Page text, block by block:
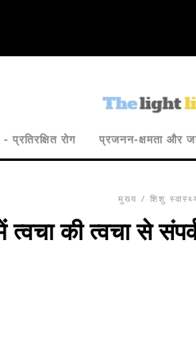
प्रतिरक्षित रोग प्रजनन-क्षमता और
मुख्य / शिशु
त्वचा की त्वचा से